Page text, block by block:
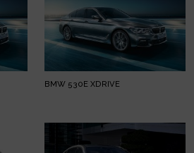
BMW 530E XDRIVE